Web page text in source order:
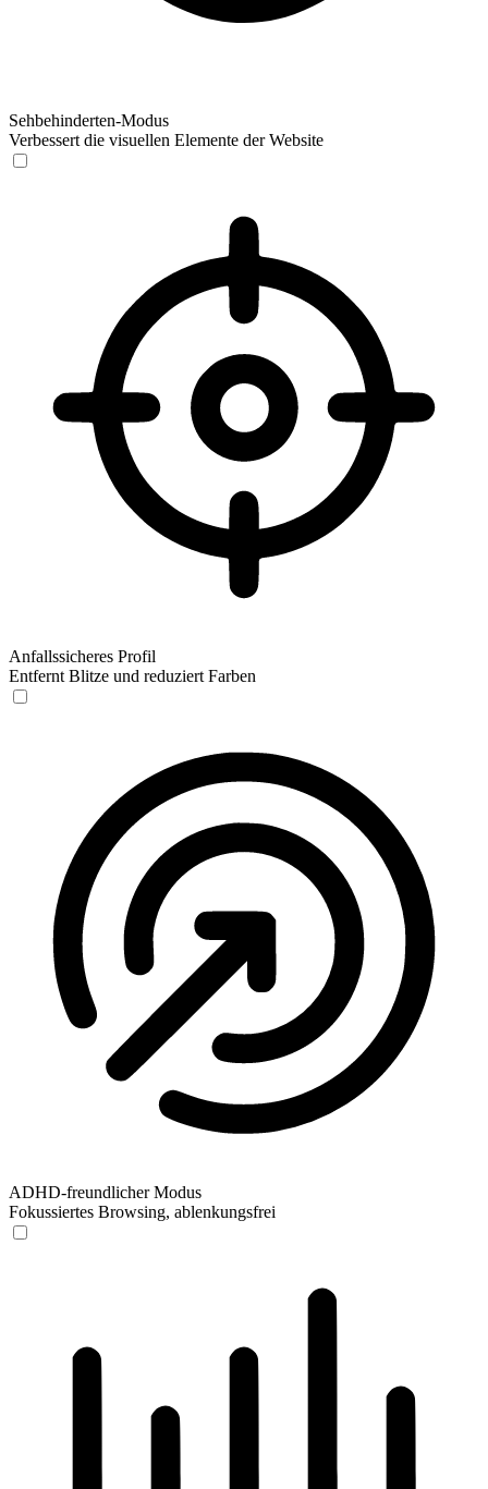
Sehbehinderten-Modus
Verbessert die visuellen Elemente der Website
Anfallssicheres Profil
Entfernt Blitze und reduziert Farben
ADHD-freundlicher Modus
Fokussiertes Browsing, ablenkungsfrei